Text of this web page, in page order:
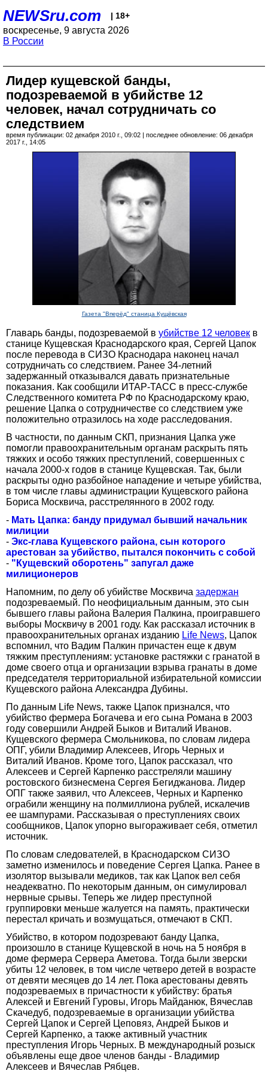
NEWSru.com | 18+
воскресенье, 9 августа 2026
В России
Лидер кущевской банды,
подозреваемой в убийстве 12
человек, начал сотрудничать со
следствием
время публикации: 02 декабря 2010 г., 09:02 | последнее обновление: 06 декабря
2017 г., 14:05
Газета "Вперёд" станица Кущёвская
Главарь банды, подозреваемой в убийстве 12 человек в
станице Кущевская Краснодарского края, Сергей Цапок
после перевода в СИЗО Краснодара наконец начал
сотрудничать со следствием. Ранее 34-летний
задержанный отказывался давать признательные
показания. Как сообщили ИТАР-ТАСС в пресс-службе
Следственного комитета РФ по Краснодарскому краю,
решение Цапка о сотрудничестве со следствием уже
положительно отразилось на ходе расследования.
В частности, по данным СКП, признания Цапка уже
помогли правоохранительным органам раскрыть пять
тяжких и особо тяжких преступлений, совершенных с
начала 2000-х годов в станице Кущевская. Так, были
раскрыты одно разбойное нападение и четыре убийства,
в том числе главы администрации Кущевского района
Бориса Москвича, расстрелянного в 2002 году.
- Мать Цапка: банду придумал бывший начальник
милиции
- Экс-глава Кущевского района, сын которого
арестован за убийство, пытался покончить с собой
- "Кущевский оборотень" запугал даже
милиционеров
Напомним, по делу об убийстве Москвича задержан
подозреваемый. По неофициальным данным, это сын
бывшего главы района Валерия Палкина, проигравшего
выборы Москвичу в 2001 году. Как рассказал источник в
правоохранительных органах изданию Life News, Цапок
вспомнил, что Вадим Палкин причастен еще к двум
тяжким преступлениям: установке растяжки с гранатой в
доме своего отца и организации взрыва гранаты в доме
председателя территориальной избирательной комиссии
Кущевского района Александра Дубины.
По данным Life News, также Цапок признался, что
убийство фермера Богачева и его сына Романа в 2003
году совершили Андрей Быков и Виталий Иванов.
Кущевского фермера Смольникова, по словам лидера
ОПГ, убили Владимир Алексеев, Игорь Черных и
Виталий Иванов. Кроме того, Цапок рассказал, что
Алексеев и Сергей Карпенко расстреляли машину
ростовского бизнесмена Сергея Бегиджанова. Лидер
ОПГ также заявил, что Алексеев, Черных и Карпенко
ограбили женщину на полмиллиона рублей, искалечив
ее шампурами. Рассказывая о преступлениях своих
сообщников, Цапок упорно выгораживает себя, отметил
источник.
По словам следователей, в Краснодарском СИЗО
заметно изменилось и поведение Сергея Цапка. Ранее в
изолятор вызывали медиков, так как Цапок вел себя
неадекватно. По некоторым данным, он симулировал
нервные срывы. Теперь же лидер преступной
группировки меньше жалуется на память, практически
перестал кричать и возмущаться, отмечают в СКП.
Убийство, в котором подозревают банду Цапка,
произошло в станице Кущевской в ночь на 5 ноября в
доме фермера Сервера Аметова. Тогда были зверски
убиты 12 человек, в том числе четверо детей в возрасте
от девяти месяцев до 14 лет. Пока арестованы девять
подозреваемых в причастности к убийству: братья
Алексей и Евгений Гуровы, Игорь Майданюк, Вячеслав
Скачедуб, подозреваемые в организации убийства
Сергей Цапок и Сергей Цеповяз, Андрей Быков и
Сергей Карпенко, а также активный участник
преступления Игорь Черных. В международный розыск
объявлены еще двое членов банды - Владимир
Алексеев и Вячеслав Рябцев.